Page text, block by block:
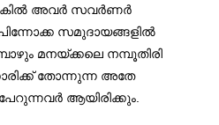
അവര്‍ സവര്‍ണര്‍
സമുദായങ്ങളില്‍
മനയ്ക്കലെ നമ്പൂതിരി
തോന്നുന്ന അതേ
ആയിരിക്കും.